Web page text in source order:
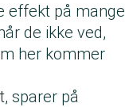
effekt på mange
de ikke ved,
her kommer
sparer på